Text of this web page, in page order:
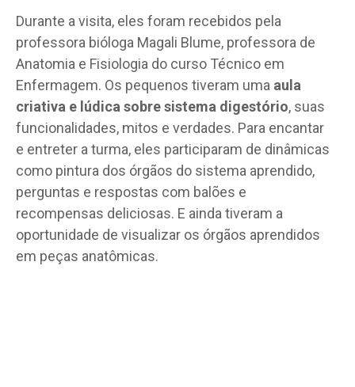
Durante a visita, eles foram recebidos pela
professora bióloga Magali Blume, professora de
Anatomia e Fisiologia do curso Técnico em
Enfermagem. Os pequenos tiveram uma aula
criativa e lúdica sobre sistema digestório, suas
funcionalidades, mitos e verdades. Para encantar
e entreter a turma, eles participaram de dinâmicas
como pintura dos órgãos do sistema aprendido,
perguntas e respostas com balões e
recompensas deliciosas. E ainda tiveram a
oportunidade de visualizar os órgãos aprendidos
em peças anatômicas.